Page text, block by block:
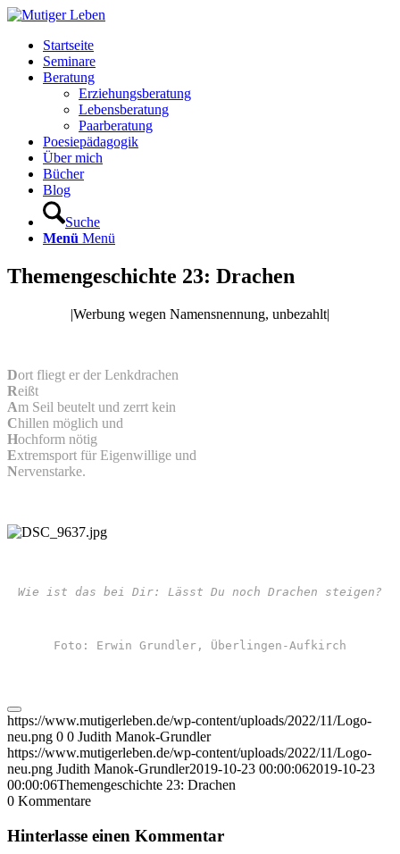
Startseite
Seminare
Beratung
Erziehungsberatung
Lebensberatung
Paarberatung
Poesiepädagogik
Über mich
Bücher
Blog
Suche
Menü Menü
Themengeschichte 23: Drachen
|Werbung wegen Namensnennung, unbezahlt|
Dort fliegt er der Lenkdrachen
Reißt
Am Seil beutelt und zerrt kein
Chillen möglich und
Hochform nötig
Extremsport für Eigenwillige und
Nervenstarke.
Wie ist das bei Dir: Lässt Du noch Drachen steigen?
Foto: Erwin Grundler, Überlingen-Aufkirch
https://www.mutigerleben.de/wp-content/uploads/2022/11/Logo-
neu.png 0 0 Judith Manok-Grundler
https://www.mutigerleben.de/wp-content/uploads/2022/11/Logo-
neu.png Judith Manok-Grundler2019-10-23 00:00:062019-10-23
00:00:06Themengeschichte 23: Drachen
0 Kommentare
Hinterlasse einen Kommentar